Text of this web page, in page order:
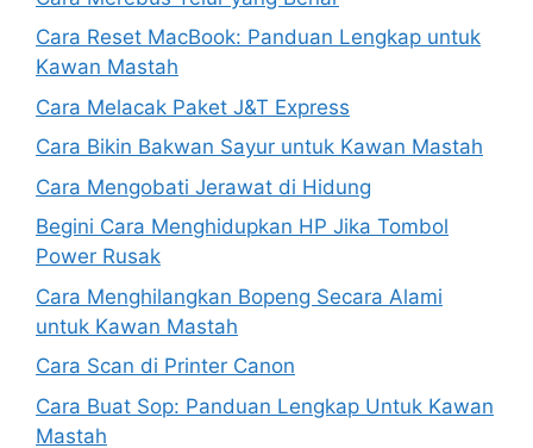
Cara Reset MacBook: Panduan Lengkap untuk
Kawan Mastah
Cara Melacak Paket J&T Express
Cara Bikin Bakwan Sayur untuk Kawan Mastah
Cara Mengobati Jerawat di Hidung
Begini Cara Menghidupkan HP Jika Tombol
Power Rusak
Cara Menghilangkan Bopeng Secara Alami
untuk Kawan Mastah
Cara Scan di Printer Canon
Cara Buat Sop: Panduan Lengkap Untuk Kawan
Mastah